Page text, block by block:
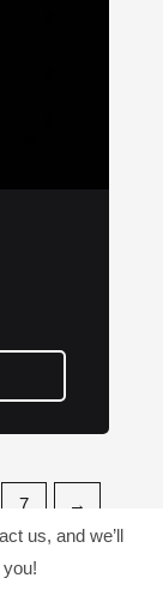
7
→
us, and we’ll